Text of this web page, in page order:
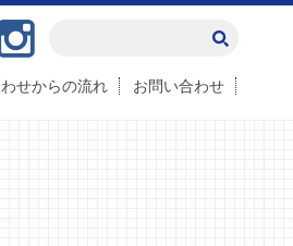
せからの流れ お問い合わせ